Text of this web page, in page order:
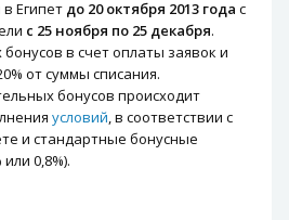
Египет до 20 октября 2013 года с
с 25 ноября по 25 декабря.
в счет оплаты заявок и
от суммы списания.
бонусов происходит
условий, в соответствии с
и стандартные бонусные
0,8%).